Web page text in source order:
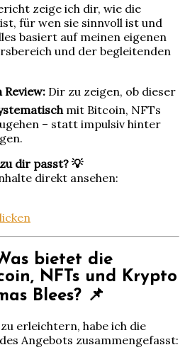
zeige ich dir, wie die
für wen sie sinnvoll ist und
basiert auf meinen eigenen
und der begleitenden
Dir zu zeigen, ob dieser
mit Bitcoin, NFTs
– statt impulsiv hinter
dir passt? 💡
direkt ansehen:
bietet die
NFTs und Krypto
Blees? 📌
erleichtern, habe ich die
Angebots zusammengefasst: